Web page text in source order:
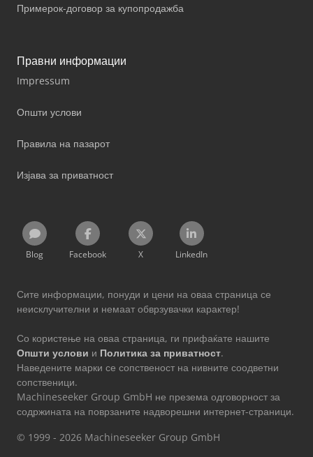
Примерок-договор за купопродажба
Правни информации
Impressum
Општи услови
Правила на пазарот
Изјава за приватност
Blog Facebook X LinkedIn
Сите информации, понуди и цени на оваа страница се
неисклучителни и немаат обврзувачки карактер!
Со користење на оваа страница, ги прифаќате нашите
Општи услови и Политика за приватност.
Наведените марки се сопственост на нивните соодветни
сопственици.
Machineseeker Group GmbH не презема одговорност за
содржината на поврзаните надворешни интернет-страници.
© 1999 - 2026 Machineseeker Group GmbH